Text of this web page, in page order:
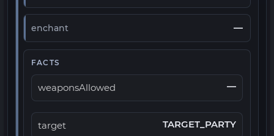
enchant —
FACTS
weaponsAllowed —
target TARGET_PARTY